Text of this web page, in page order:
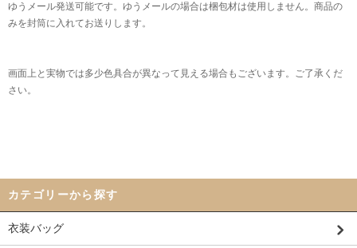
ゆうメール発送可能です。ゆうメールの場合は梱包材は使用しません。商品の
みを封筒に入れてお送りします。
画面上と実物では多少色具合が異なって見える場合もございます。ご了承くだ
さい。
カテゴリーから探す
衣装バッグ